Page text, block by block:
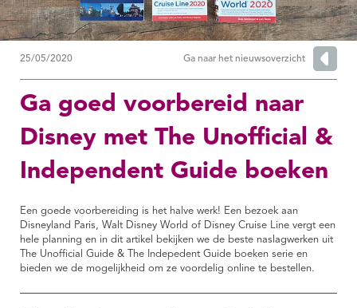
25/05/2020 Ga naar het nieuwsoverzicht
Ga goed voorbereid naar
Disney met The Unofficial &
Independent Guide boeken
Een goede voorbereiding is het halve werk! Een bezoek aan
Disneyland Paris, Walt Disney World of Disney Cruise Line vergt een
hele planning en in dit artikel bekijken we de beste naslagwerken uit
The Unofficial Guide & The Indepedent Guide boeken serie en
bieden we de mogelijkheid om ze voordelig online te bestellen.